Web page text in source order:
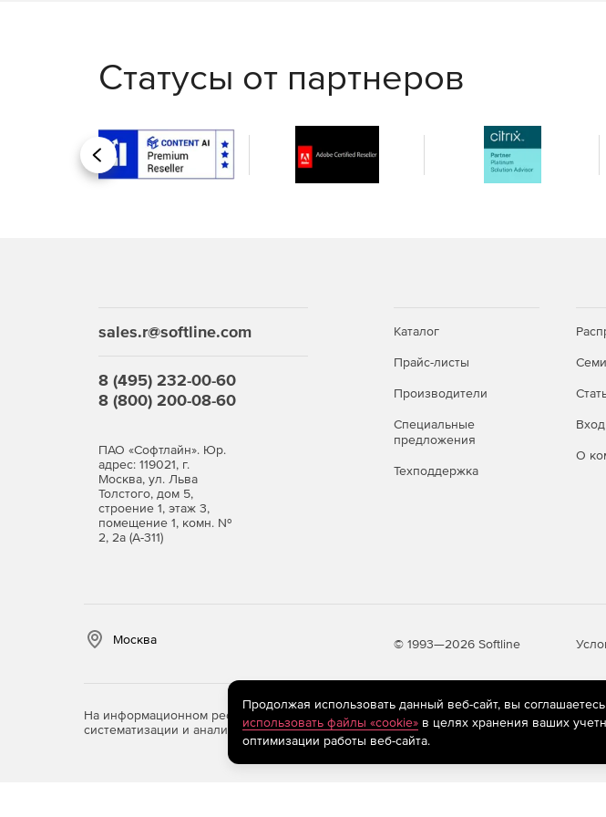
Статусы от партнеров
Назад
sales.r@softline.com
8 (495) 232-00-60
8 (800) 200-08-60
ПАО «Софтлайн». Юр.
адрес: 119021, г.
Москва, ул. Льва
Толстого, дом 5,
строение 1, этаж 3,
помещение 1, комн. №
2, 2а (А-311)
Каталог
Прайс-листы
Производители
Специальные
предложения
Техподдержка
О
Москва © 1993—2026 Softline
На информационном ресурсе store.softline.ru применяются рекомендательные
систематизации и анализа сведений, относящихся к предпочтениям пользователей
Продолжая использовать данный веб-сайт, вы
использовать файлы «cookie»в целях хранения ваших
оптимизации работы веб-сайта.